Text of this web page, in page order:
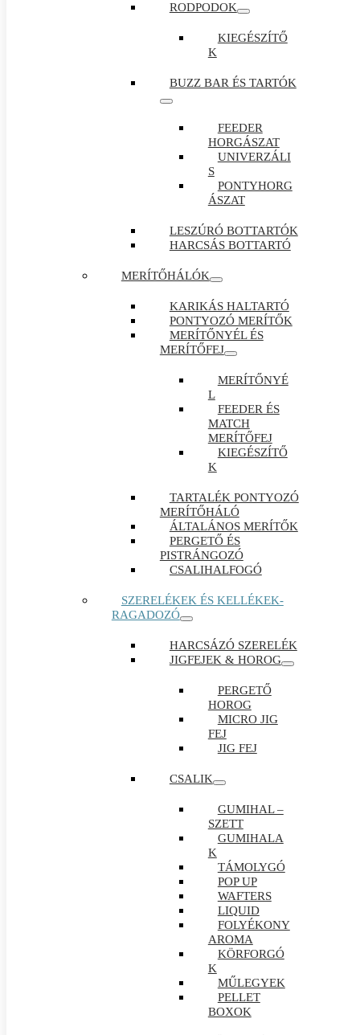
RODPODOK
KIEGÉSZÍTŐ
K
BUZZ BAR ÉS TARTÓK
FEEDER
HORGÁSZAT
UNIVERZÁLI
S
PONTYHORG
ÁSZAT
LESZÚRÓ BOTTARTÓK
HARCSÁS BOTTARTÓ
MERÍTŐHÁLÓK
KARIKÁS HALTARTÓ
PONTYOZÓ MERÍTŐK
MERÍTŐNYÉL ÉS
MERÍTŐFEJ
MERÍTŐNYÉ
L
FEEDER ÉS
MATCH
MERÍTŐFEJ
KIEGÉSZÍTŐ
K
TARTALÉK PONTYOZÓ
MERÍTŐHÁLÓ
ÁLTALÁNOS MERÍTŐK
PERGETŐ ÉS
PISTRÁNGOZÓ
CSALIHALFOGÓ
SZERELÉKEK ÉS KELLÉKEK-
RAGADOZÓ
HARCSÁZÓ SZERELÉK
JIGFEJEK & HOROG
PERGETŐ
HOROG
MICRO JIG
FEJ
JIG FEJ
CSALIK
GUMIHAL –
SZETT
GUMIHALA
K
TÁMOLYGÓ
POP UP
WAFTERS
LIQUID
FOLYÉKONY
AROMA
KÖRFORGÓ
K
MŰLEGYEK
PELLET
BOXOK